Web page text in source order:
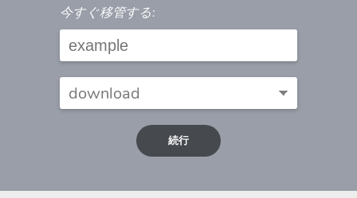
今すぐ移管する:
続行